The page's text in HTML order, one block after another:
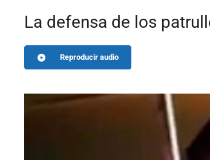
La defensa de los
Reproducir audio